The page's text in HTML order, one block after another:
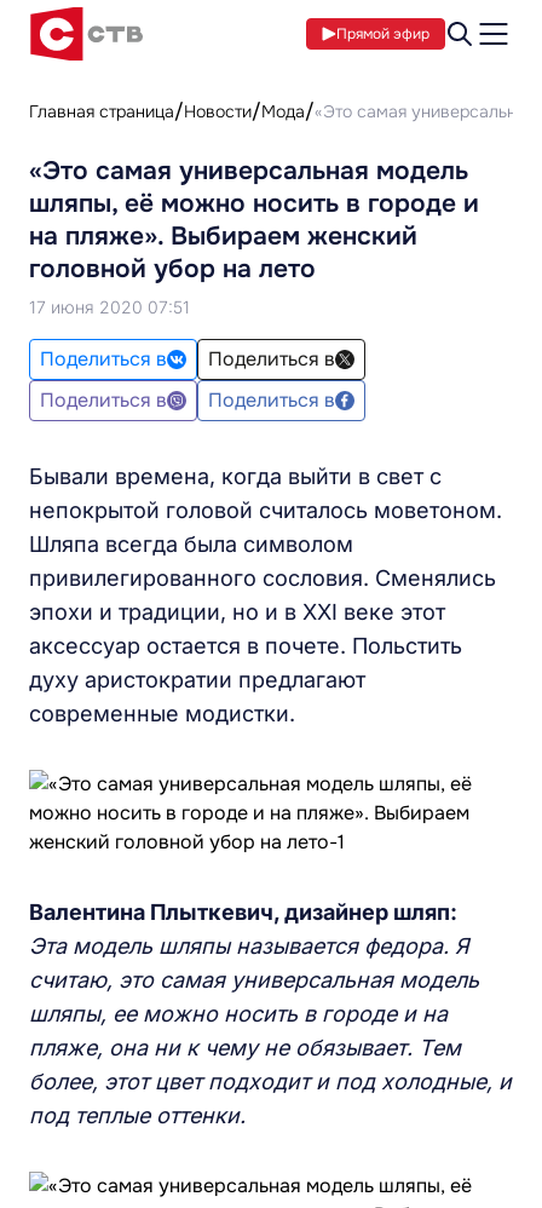
Прямой эфир
Главная страница Новости Мода «Это самая
«Это самая универсальная модель
шляпы, её можно носить в городе и
на пляже». Выбираем женский
головной убор на лето
17 июня 2020 07:51
Поделиться в
Поделиться в
Поделиться в
Поделиться в
Бывали времена, когда выйти в свет с
непокрытой головой считалось моветоном.
Шляпа всегда была символом
привилегированного сословия. Сменялись
эпохи и традиции, но и в XXI веке этот
аксессуар остается в почете. Польстить
духу аристократии предлагают
современные модистки.
Валентина Плыткевич, дизайнер шляп:
Эта модель шляпы называется федора. Я
считаю, это самая универсальная модель
шляпы, ее можно носить в городе и на
пляже, она ни к чему не обязывает. Тем
более, этот цвет подходит и под холодные, и
под теплые оттенки.